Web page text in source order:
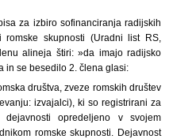
za izbiro sofinanciranja radijskih
romske skupnosti (Uradni list RS,
alineja štiri: »da imajo radijsko
in se besedilo 2. člena glasi:
društva, zveze romskih društev
izvajalci), ki so registrirani za
opredeljeno v svojem
romske skupnosti. Dejavnost